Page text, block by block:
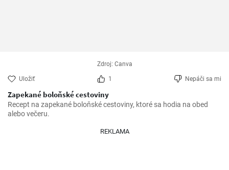
Zdroj: Canva
Uložiť 1 Nepáči sa mi
Zapekané boloňské cestoviny
Recept na zapekané boloňské cestoviny, ktoré sa hodia na obed
alebo večeru.
REKLAMA